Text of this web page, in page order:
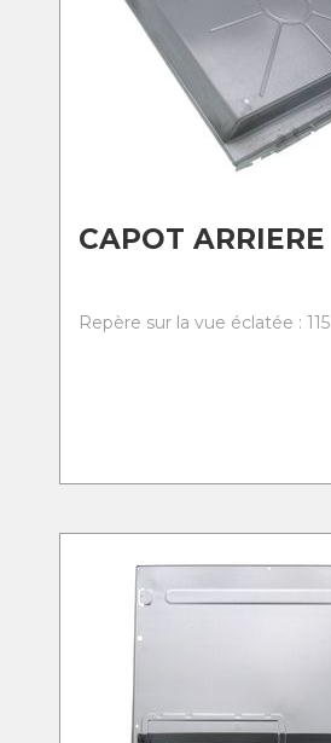
CAPOT ARRIERE
Repère sur la vue éclatée : 115